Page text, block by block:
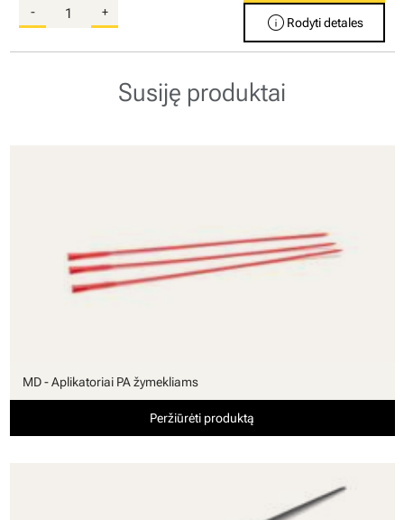
- + info Rodyti detales
Susiję produktai
MD - Aplikatoriai PA žymekliams
Peržiūrėti produktą